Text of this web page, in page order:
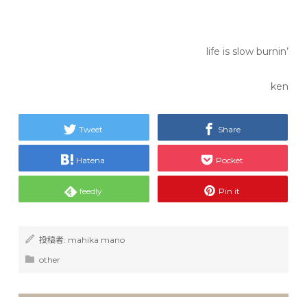
life is slow burnin’
ken
Tweet Share
Hatena Pocket
feedly Pin it
投稿者: mahika mano
other